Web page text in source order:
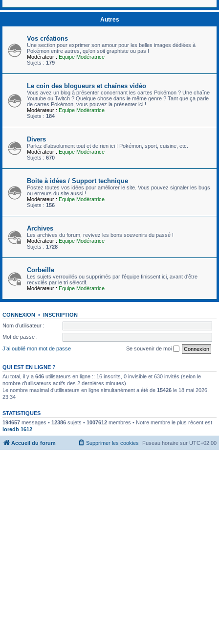
Autres
Vos créations
Une section pour exprimer son amour pour les belles images dédiées à
Pokémon entre autres, qu'on soit graphiste ou pas !
Modérateur : Equipe Modératrice
Sujets : 179
Le coin des blogueurs et chaînes vidéo
Vous avez un blog à présenter concernant les cartes Pokémon ? Une chaîne
Youtube ou Twitch ? Quelque chose dans le même genre ? Tant que ça parle
de cartes Pokémon, vous pouvez la présenter ici !
Modérateur : Equipe Modératrice
Sujets : 184
Divers
Parlez d'absolument tout et de rien ici ! Pokémon, sport, cuisine, etc.
Modérateur : Equipe Modératrice
Sujets : 670
Boite à idées / Support technique
Postez toutes vos idées pour améliorer le site. Vous pouvez signaler les bugs
ou erreurs du site aussi !
Modérateur : Equipe Modératrice
Sujets : 156
Archives
Les archives du forum, revivez les bons souvenirs du passé !
Modérateur : Equipe Modératrice
Sujets : 1728
Corbeille
Les sujets verrouillés ou supprimés par l'équipe finissent ici, avant d'être
recyclés par le tri sélectif.
Modérateur : Equipe Modératrice
CONNEXION • INSCRIPTION
Nom d’utilisateur :
Mot de passe :
J’ai oublié mon mot de passe
Se souvenir de moi
QUI EST EN LIGNE ?
Au total, il y a 646 utilisateurs en ligne :: 16 inscrits, 0 invisible et 630 invités (selon le
nombre d’utilisateurs actifs des 2 dernières minutes)
Le nombre maximal d’utilisateurs en ligne simultanément a été de 15426 le 18 mai 2026,
23:34
STATISTIQUES
194657 messages • 12386 sujets • 1007612 membres • Notre membre le plus récent est
loredb 1612
Accueil du forum Fuseau horaire sur UTC+02:00
Supprimer les cookies